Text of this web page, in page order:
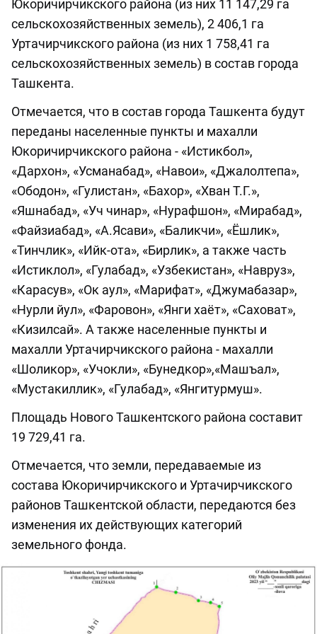
Юкоричирчикского района (из них 11 147,29 га
сельскохозяйственных земель), 2 406,1 га
Уртачирчикского района (из них 1 758,41 га
сельскохозяйственных земель) в состав города
Ташкента.
Отмечается, что в состав города Ташкента будут
переданы населенные пункты и махалли
Юкоричирчикского района - «Истикбол»,
«Дархон», «Усманабад», «Навои», «Джалолтепа»,
«Ободон», «Гулистан», «Бахор», «Хван Т.Г.»,
«Яшнабад», «Уч чинар», «Нурафшон», «Мирабад»,
«Файзиабад», «А.Ясави», «Баликчи», «Ёшлик»,
«Тинчлик», «Ийк-ота», «Бирлик», а также часть
«Истиклол», «Гулабад», «Узбекистан», «Навруз»,
«Карасув», «Ок аул», «Марифат», «Джумабазар»,
«Нурли йул», «Фаровон», «Янги хаёт», «Саховат»,
«Кизилсай». А также населенные пункты и
махалли Уртачирчикского района - махалли
«Шоликор», «Учокли», «Бунедкор»,«Машъал»,
«Мустакиллик», «Гулабад», «Янгитурмуш».
Площадь Нового Ташкентского района составит
19 729,41 га.
Отмечается, что земли, передаваемые из
состава Юкоричирчикского и Уртачирчикского
районов Ташкентской области, передаются без
изменения их действующих категорий
земельного фонда.